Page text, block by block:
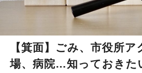
【箕面】ごみ、市役所
場、病院…知っておきた